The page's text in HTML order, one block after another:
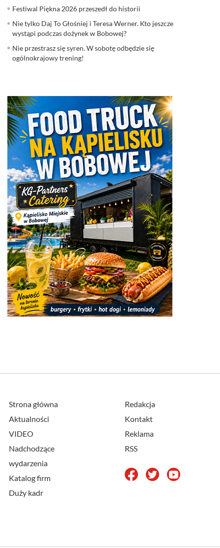
Festiwal Piękna 2026 przeszedł do historii
Nie tylko Daj To Głośniej i Teresa Werner. Kto jeszcze
wystąpi podczas dożynek w Bobowej?
Nie przestrasz się syren. W sobotę odbędzie się
ogólnokrajowy trening!
Strona główna
Aktualności
VIDEO
Nadchodzące
wydarzenia
Katalog firm
Duży kadr
Redakcja
Kontakt
Reklama
RSS